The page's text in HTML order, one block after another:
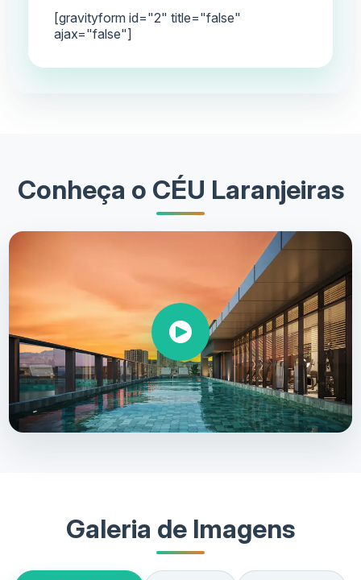
[gravityform id="2" title="false"
ajax="false"]
Conheça o CÉU Laranjeiras
Galeria de Imagens